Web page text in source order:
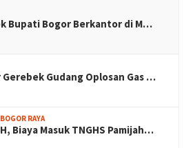
Bupati Bogor Berkantor di M…
Gudang Oplosan Gas …
BOGOR RAYA
Biaya Masuk TNGHS Pamijah…